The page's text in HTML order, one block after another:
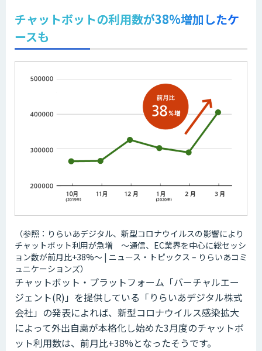
チャットボットの利用数が38%増加したケ
ースも
（参照：りらいあデジタル、新型コロナウイルスの影響により
チャットボット利用が急増 ～通信、EC業界を中心に総セッシ
ョン数が前月比+38%～ | ニュース・トピックス – りらいあコミ
ュニケーションズ）
チャットボット・プラットフォーム「バーチャルエー
ジェント(R)」を提供している「りらいあデジタル株式
会社」の発表によれば、新型コロナウイルス感染拡大
によって外出自粛が本格化し始めた3月度のチャットボ
ット利用数は、前月比+38%となったそうです。